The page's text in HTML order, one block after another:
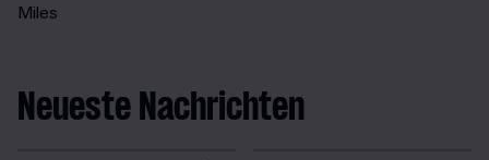
Miles
Neueste Nachrichten